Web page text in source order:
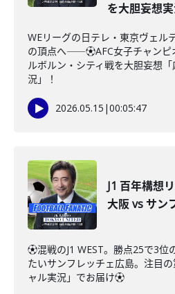
を大胆妄想
WEリーグの日テレ・東京ヴェル
の頂点へ――⚽AFC女子チャンピ
ルボルン・シティ戦を大胆妄想
況」！
2026.05.15 |00:05:47
J1 百年構想
大阪 vs サン
⚽️混戦のJ1 WEST。勝点25で3位
たいサンフレッチェ広島。注目
ャル実況」でお届け⚽️